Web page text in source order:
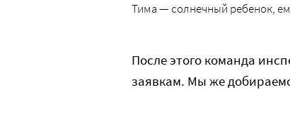
Тима — солнечный ребенок,
После этого команда
заявкам. Мы же